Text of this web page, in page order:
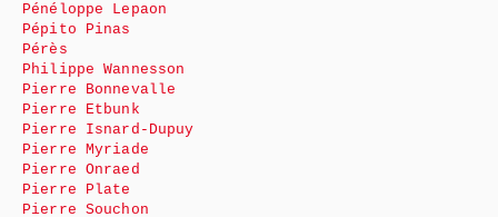
Pénéloppe Lepaon
Pépito Pinas
Pérès
Philippe Wannesson
Pierre Bonnevalle
Pierre Etbunk
Pierre Isnard-Dupuy
Pierre Myriade
Pierre Onraed
Pierre Plate
Pierre Souchon